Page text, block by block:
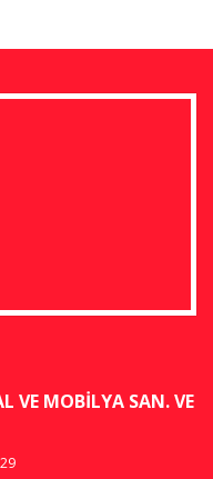
VE MOBILYA SAN. VE